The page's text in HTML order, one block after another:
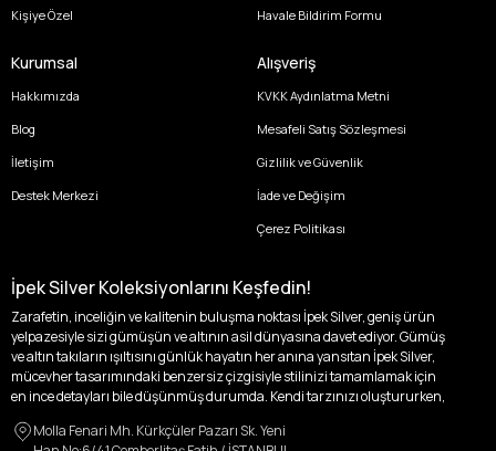
Kişiye Özel
Havale Bildirim Formu
Kurumsal
Hakkımızda
Blog
İletişim
Destek Merkezi
Alışveriş
KVKK Aydınlatma Metni
Mesafeli Satış Sözleşmesi
Gizlilik ve Güvenlik
İade ve Değişim
Çerez Politikası
İpek Silver Koleksiyonlarını Keşfedin!
Zarafetin, inceliğin ve kalitenin buluşma noktası İpek Silver, geniş ürün
yelpazesiyle sizi gümüşün ve altının asil dünyasına davet ediyor. Gümüş
ve altın takıların ışıltısını günlük hayatın her anına yansıtan İpek Silver,
mücevher tasarımındaki benzersiz çizgisiyle stilinizi tamamlamak için
en ince detayları bile düşünmüş durumda. Kendi tarzınızı oluştururken,
özgünlüğünüzü ön plana çıkaracak tasarımlarımızla tanışın.
Molla Fenari Mh. Kürkçüler Pazarı Sk. Yeni